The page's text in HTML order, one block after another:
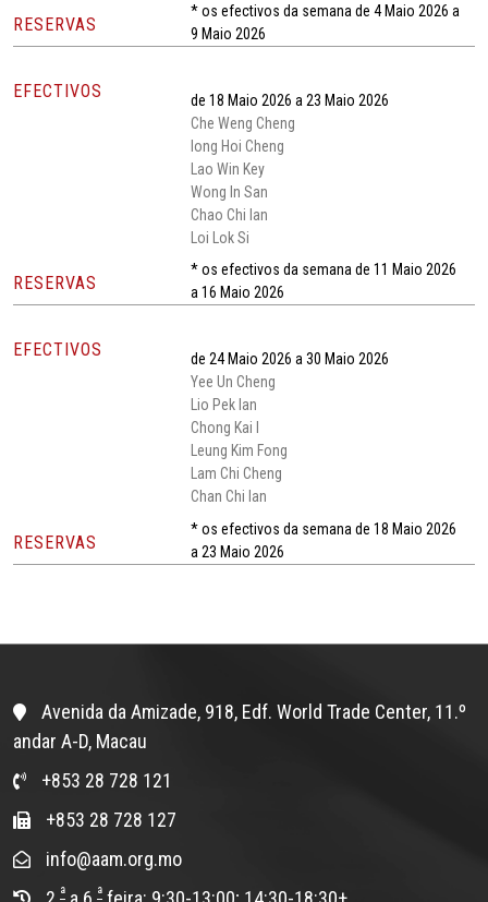
RESERVAS
* os efectivos da semana de 4 Maio 2026 a
9 Maio 2026
EFECTIVOS
de 18 Maio 2026 a 23 Maio 2026
Che Weng Cheng
Iong Hoi Cheng
Lao Win Key
Wong In San
Chao Chi Ian
Loi Lok Si
RESERVAS
* os efectivos da semana de 11 Maio 2026
a 16 Maio 2026
EFECTIVOS
de 24 Maio 2026 a 30 Maio 2026
Yee Un Cheng
Lio Pek Ian
Chong Kai I
Leung Kim Fong
Lam Chi Cheng
Chan Chi Ian
RESERVAS
* os efectivos da semana de 18 Maio 2026
a 23 Maio 2026
Avenida da Amizade, 918, Edf. World Trade Center, 11.º
andar A-D, Macau
+853 28 728 121
+853 28 728 127
info@aam.org.mo
ª ª